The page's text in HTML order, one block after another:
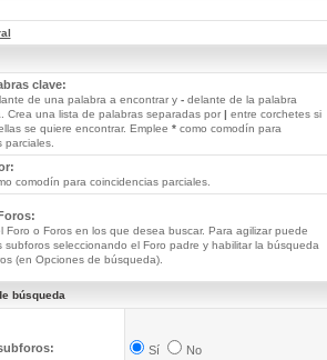
clave:
de una palabra a encontrar y -delante de la palabra
Crea una lista de palabras separadas por | entre corchetes si
se quiere encontrar. Emplee *como comodín para
parciales.
comodín para coincidencias parciales.
Foro o Foros en los que desea buscar. Para agilizar puede
subforos seleccionando el Foro padre y habilitar la búsqueda
(en Opciones de búsqueda).
búsqueda
Sí No